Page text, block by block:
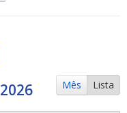
Mês Lista